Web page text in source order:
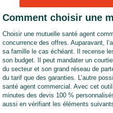
Comment choisir une
Choisir une mutuelle santé agent
concurrence des offres. Auparavant,
sa famille le cas échéant. Il recense
son budget. Il peut mandater un
du secteur et son grand réseau de
du tarif que des garanties. L’autre
santé agent commercial. Avec cet
minutes des devis 100 %
aussi en vérifiant les éléments